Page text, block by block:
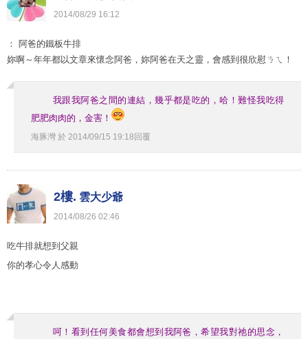
2014/08/29 16:12
： 阿爸的鐵板牛排
妳啊～年年都以文章來懷念阿爸，妳阿爸在天之靈，會感到很欣慰ㄋㄟ！
我跟我阿爸之間的連結，幾乎都是吃的，哈！難怪我吃得
肥肥肉肉的，金害！
海豚灣 於 2014/09/15 19:18 回覆
2樓. 雲大少爺
2014/08/26 02:46
吃牛排就想到父親
你的孝心令人感動
呵！看到任何美食都會想到我阿爸，希望我對祂的思念，